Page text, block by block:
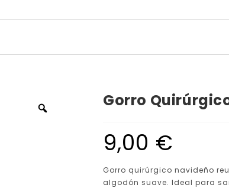
Gorro
9,00 €
Gorro quirúrgico navideño
algodón suave. Ideal para